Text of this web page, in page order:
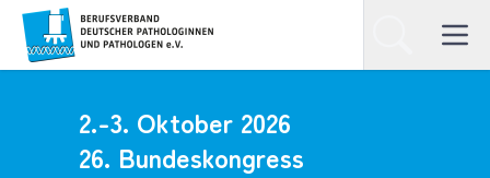
Homepage SuchenOpen
2.-3. Oktober 2026
26. Bundeskongress